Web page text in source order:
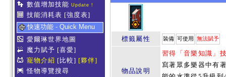
數值增加技能 Update !
技能消耗表 [強度表]
快速功能 - Quick Menu
愛爾琳世界地圖
魔力賦予 [喜愛]
寵物介紹 [比較] [夥伴]
怪物導覽搜尋
標籤屬性 裝備 可使用 無法賦予
物品說明
習得「音樂知識」
寫著眾多樂器中有